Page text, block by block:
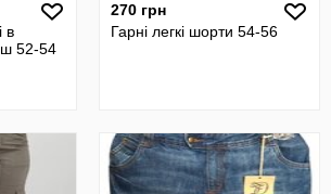
в
52-54
270 грн
Гарні легкі шорти 54-56